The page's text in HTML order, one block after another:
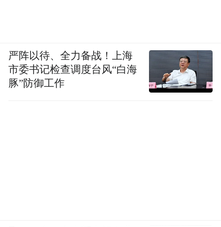
严阵以待、全力备战！上海
市委书记检查调度台风“白海
豚”防御工作